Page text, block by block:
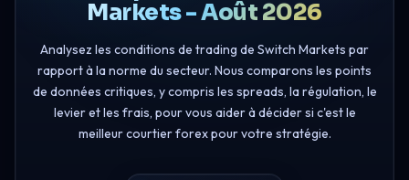
Markets - Août 2026
Analysez les conditions de trading de Switch Markets par
rapport à la norme du secteur. Nous comparons les points
de données critiques, y compris les spreads, la régulation, le
levier et les frais, pour vous aider à décider si c'est le
meilleur courtier forex pour votre stratégie.